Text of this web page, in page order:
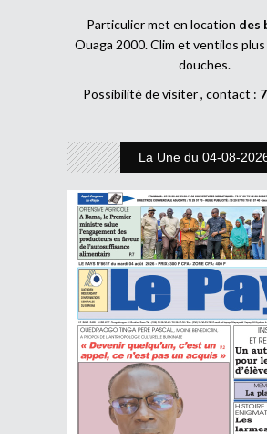
Particulier met en location des
Ouaga 2000. Clim et ventilos
douches.
Possibilité de visiter , contact :
La Une du 04-08-